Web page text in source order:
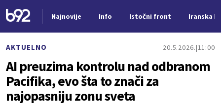
Najnovije Info Istočni front Iranska
AKTUELNO 20.5.2026. 11:00
AI preuzima kontrolu nad odbranom
Pacifika, evo šta to znači za
najopasniju zonu sveta